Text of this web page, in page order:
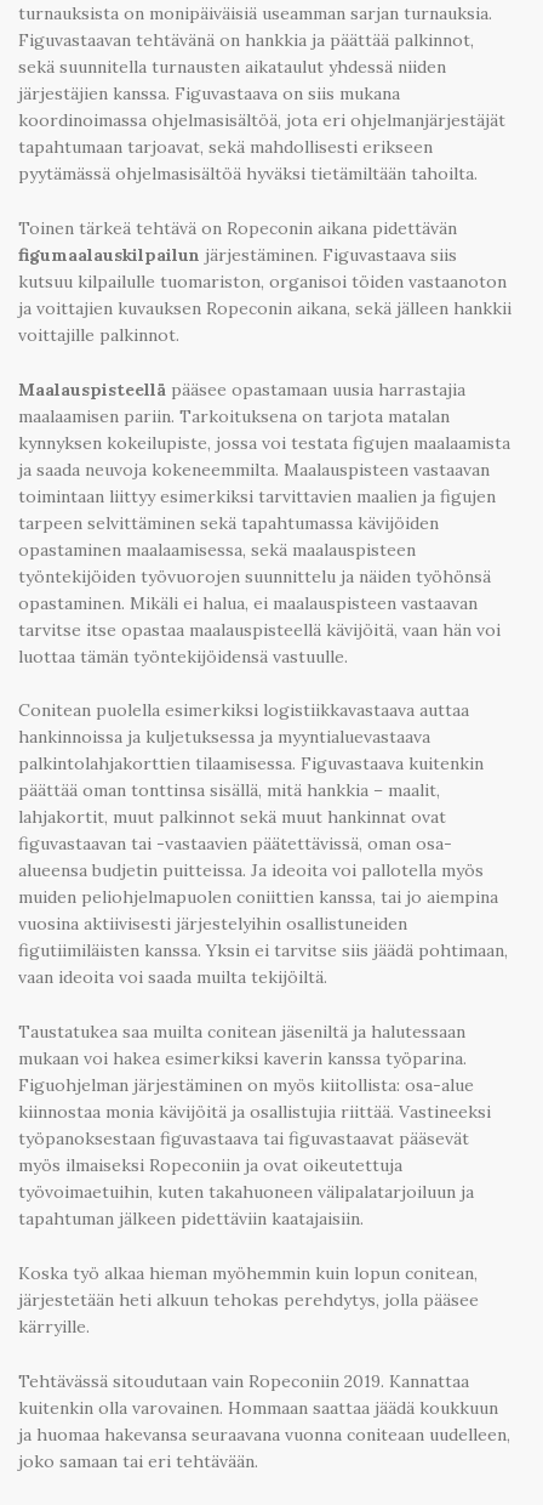
turnauksista on monipäiväisiä useamman sarjan turnauksia.
Figuvastaavan tehtävänä on hankkia ja päättää palkinnot,
sekä suunnitella turnausten aikataulut yhdessä niiden
järjestäjien kanssa. Figuvastaava on siis mukana
koordinoimassa ohjelmasisältöä, jota eri ohjelmanjärjestäjät
tapahtumaan tarjoavat, sekä mahdollisesti erikseen
pyytämässä ohjelmasisältöä hyväksi tietämiltään tahoilta.
Toinen tärkeä tehtävä on Ropeconin aikana pidettävän
figumaalauskilpailun järjestäminen. Figuvastaava siis
kutsuu kilpailulle tuomariston, organisoi töiden vastaanoton
ja voittajien kuvauksen Ropeconin aikana, sekä jälleen hankkii
voittajille palkinnot.
Maalauspisteellä pääsee opastamaan uusia harrastajia
maalaamisen pariin. Tarkoituksena on tarjota matalan
kynnyksen kokeilupiste, jossa voi testata figujen maalaamista
ja saada neuvoja kokeneemmilta. Maalauspisteen vastaavan
toimintaan liittyy esimerkiksi tarvittavien maalien ja figujen
tarpeen selvittäminen sekä tapahtumassa kävijöiden
opastaminen maalaamisessa, sekä maalauspisteen
työntekijöiden työvuorojen suunnittelu ja näiden työhönsä
opastaminen. Mikäli ei halua, ei maalauspisteen vastaavan
tarvitse itse opastaa maalauspisteellä kävijöitä, vaan hän voi
luottaa tämän työntekijöidensä vastuulle.
Conitean puolella esimerkiksi logistiikkavastaava auttaa
hankinnoissa ja kuljetuksessa ja myyntialuevastaava
palkintolahjakorttien tilaamisessa. Figuvastaava kuitenkin
päättää oman tonttinsa sisällä, mitä hankkia – maalit,
lahjakortit, muut palkinnot sekä muut hankinnat ovat
figuvastaavan tai -vastaavien päätettävissä, oman osa-
alueensa budjetin puitteissa. Ja ideoita voi pallotella myös
muiden peliohjelmapuolen coniittien kanssa, tai jo aiempina
vuosina aktiivisesti järjestelyihin osallistuneiden
figutiimiläisten kanssa. Yksin ei tarvitse siis jäädä pohtimaan,
vaan ideoita voi saada muilta tekijöiltä.
Taustatukea saa muilta conitean jäseniltä ja halutessaan
mukaan voi hakea esimerkiksi kaverin kanssa työparina.
Figuohjelman järjestäminen on myös kiitollista: osa-alue
kiinnostaa monia kävijöitä ja osallistujia riittää. Vastineeksi
työpanoksestaan figuvastaava tai figuvastaavat pääsevät
myös ilmaiseksi Ropeconiin ja ovat oikeutettuja
työvoimaetuihin, kuten takahuoneen välipalatarjoiluun ja
tapahtuman jälkeen pidettäviin kaatajaisiin.
Koska työ alkaa hieman myöhemmin kuin lopun conitean,
järjestetään heti alkuun tehokas perehdytys, jolla pääsee
kärryille.
Tehtävässä sitoudutaan vain Ropeconiin 2019. Kannattaa
kuitenkin olla varovainen. Hommaan saattaa jäädä koukkuun
ja huomaa hakevansa seuraavana vuonna coniteaan uudelleen,
joko samaan tai eri tehtävään.